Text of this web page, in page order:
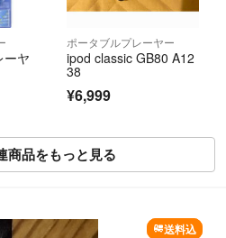
ーヤ
ポータブルプレーヤー
ipod classic GB80 A12
38
¥6,999
商品をもっと見る
SOLD
送料込